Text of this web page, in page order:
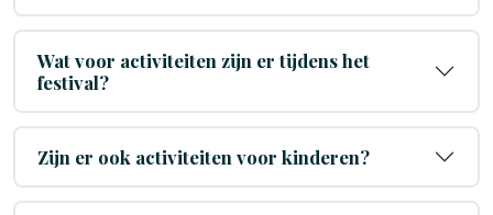
Wat voor activiteiten zijn er tijdens het
festival?
Zijn er ook activiteiten voor kinderen?